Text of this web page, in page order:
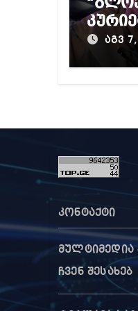
აგვ
კონტაქტი
მულტიმედია -
ჩვენ შესახებ